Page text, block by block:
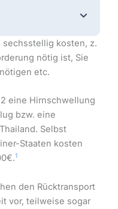
sechsstellig kosten, z.
nötig ist, Sie
etc.
eine Hirnschwellung
bzw. eine
Selbst
Staaten kosten
1
den Rücktransport
vor, teilweise sogar